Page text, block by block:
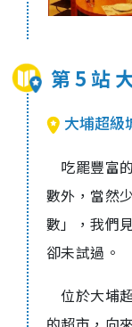
第 5 站
大埔超級
吃罷豐富
數外，當然
數」，我們
卻未試過。
位於大埔